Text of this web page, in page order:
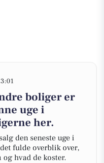
boliger er
uge i
her.
den seneste uge i
fulde overblik over,
hvad de koster.